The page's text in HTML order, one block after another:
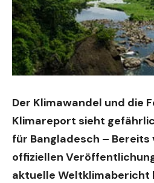
Der Klimawandel und die
Klimareport sieht
für Bangladesch – Bereits
offiziellen
aktuelle Weltklimabericht